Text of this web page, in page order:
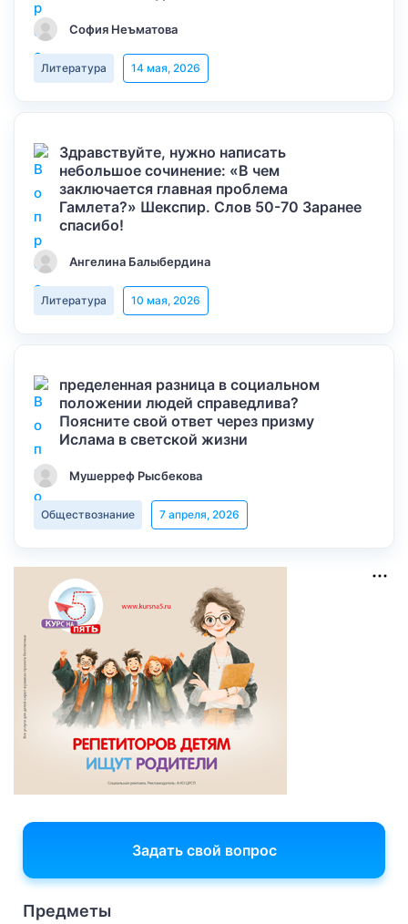
София Неъматова
Литература 14 мая, 2026
Здравствуйте, нужно написать
небольшое сочинение: «В чем
заключается главная проблема
Гамлета?» Шекспир. Слов 50-70 Заранее
спасибо!
Ангелина Балыбердина
Литература 10 мая, 2026
пределенная разница в социальном
положении людей справедлива?
Поясните свой ответ через призму
Ислама в светской жизни
Мушерреф Рысбекова
Обществознание 7 апреля, 2026
Задать свой вопрос
Предметы